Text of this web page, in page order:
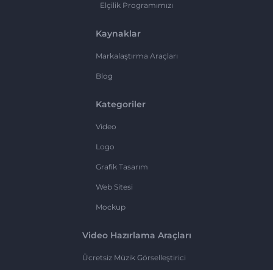
Elçilik Programımızı
Kaynaklar
Markalaştırma Araçları
Blog
Kategoriler
Video
Logo
Grafik Tasarım
Web Sitesi
Mockup
Video Hazırlama Araçları
Ücretsiz Müzik Görselleştirici